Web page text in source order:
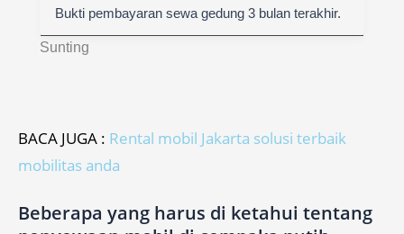
Sunting
Bukti pembayaran sewa gedung 3 bulan terakhir.
BACA JUGA : Rental mobil Jakarta solusi terbaik
mobilitas anda
Beberapa yang harus di ketahui tentang